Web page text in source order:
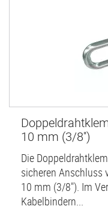
10 mm (3/8'')
Die
sicheren Anschluss
10 mm (3/8"). Im
Kabelbindern...